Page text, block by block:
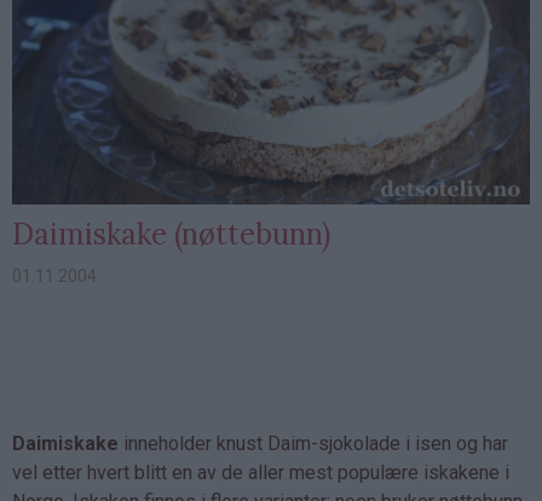
Daimiskake (nøttebunn)
01.11.2004
Daimiskake inneholder knust Daim-sjokolade i isen og har
vel etter hvert blitt en av de aller mest populære iskakene i